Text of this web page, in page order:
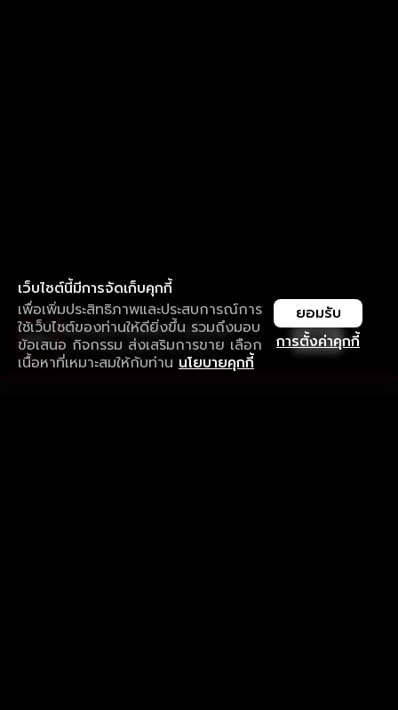
เว็บไซต์นี้มีการจัดเก็บคุกกี้
เพื่อเพิ่มประสิทธิภาพและประสบการณ์การ
ใช้เว็บไซต์ของท่านให้ดียิ่งขึ้น รวมถึงมอบ
ข้อเสนอ กิจกรรม ส่งเสริมการขาย เลือก
เนื้อหาที่เหมาะสมให้กับท่าน นโยบายคุกกี้
การตั้งค่าคุกกี้
ยอมรับ
ใช้งานแอป ลื่นไหลกว่า ไม่มีสะดุด
ดาวน์โหลดแอปเพื่อการรับชมที่ดีกว่า เปิด